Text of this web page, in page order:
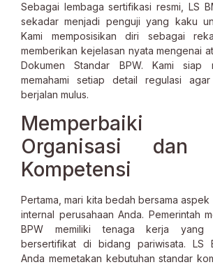
Sebagai lembaga sertifikasi resmi, LS
sekadar menjadi penguji yang kaku
Kami memposisikan diri sebagai
memberikan kejelasan nyata mengenai
Dokumen Standar BPW. Kami siap
memahami setiap detail regulasi
berjalan mulus.
Memperbaiki
Organisasi dan
Kompetensi
Pertama, mari kita bedah bersama aspek
internal perusahaan Anda. Pemerintah
BPW memiliki tenaga kerja yang
bersertifikat di bidang pariwisata. LS
Anda memetakan kebutuhan standar